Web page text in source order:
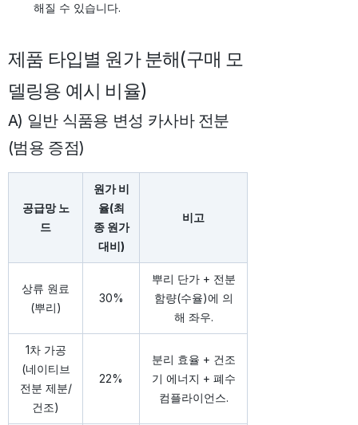
해질 수 있습니다.
제품 타입별 원가 분해(구매 모
델링용 예시 비율)
A) 일반 식품용 변성 카사바 전분
(범용 증점)
공급망 노
드
원가 비
율(최
종 원가
대비)
비고
상류 원료
(뿌리)
30%
뿌리 단가 + 전분
함량(수율)에 의
해 좌우.
1차 가공
(네이티브
전분 제분/
건조)
22%
분리 효율 + 건조
기 에너지 + 폐수
컴플라이언스.